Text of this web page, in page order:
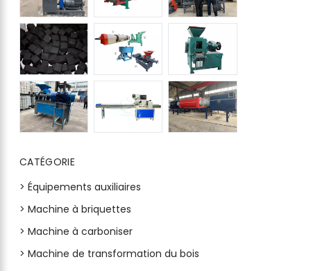
CATÉGORIE
> Équipements auxiliaires
> Machine à briquettes
> Machine à carboniser
> Machine de transformation du bois